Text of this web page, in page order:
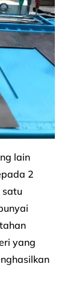
lain
2
satu
yang